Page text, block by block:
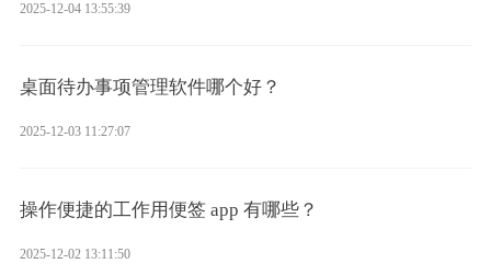
2025-12-04 13:55:39
桌面待办事项管理软件哪个好？
2025-12-03 11:27:07
操作便捷的工作用便签 app 有哪些？
2025-12-02 13:11:50